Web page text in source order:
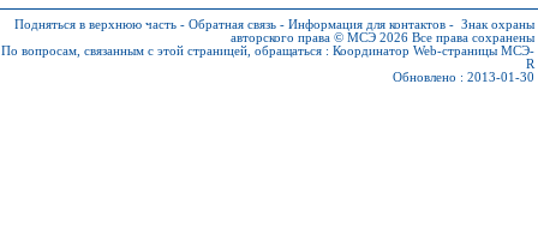
Подняться в верхнюю часть - Обратная связь - Информация для контактов - Знак охраны
авторского права © МСЭ 2026 Все права сохранены
По вопросам, связанным с этой страницей, обращаться : Координатор Web-страницы МСЭ-
R
Обновлено : 2013-01-30